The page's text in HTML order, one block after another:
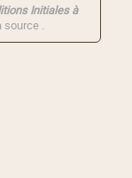
Initiales à
source .